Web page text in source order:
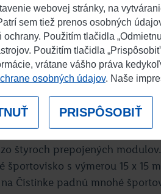
webovej stránky, na
sem tiež prenos osobných
Použitím tlačidla
Použitím tlačidla
vrátane vášho práva
osobných údajov. Naše
PRISPÔSOBIŤ
štyroch prepojených
s výmerou 15 x 15
Čistinke padnú mnohé